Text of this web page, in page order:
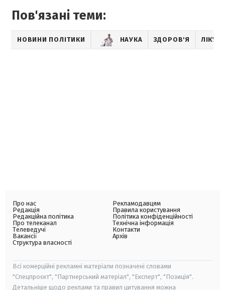
Пов'язані теми:
НОВИНИ ПОЛІТИКИ НАУКА ЗДОРОВ'Я
Про нас
Редакція
Редакційна політика
Про телеканал
Телеведучі
Вакансії
Структура власності
Рекламодавцям
Правила користування
Політика конфіденційності
Технічна інформація
Контакти
Архів
Всі комерційні рекламні матеріали позначені словами
"Спецпроєкт", "Партнерський матеріал", "Експерт", "Позиція".
Детальніше щодо реклами та правил цитування можна